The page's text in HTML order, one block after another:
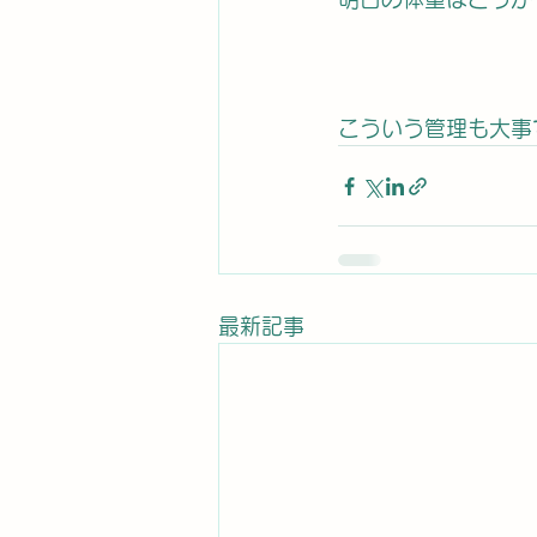
こういう管理も大
最新記事